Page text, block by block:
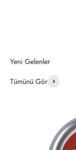
Tümünü Gör